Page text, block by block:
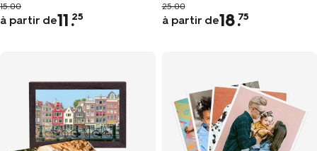
15.00
à partir de11.25
25.00
à partir de18.75